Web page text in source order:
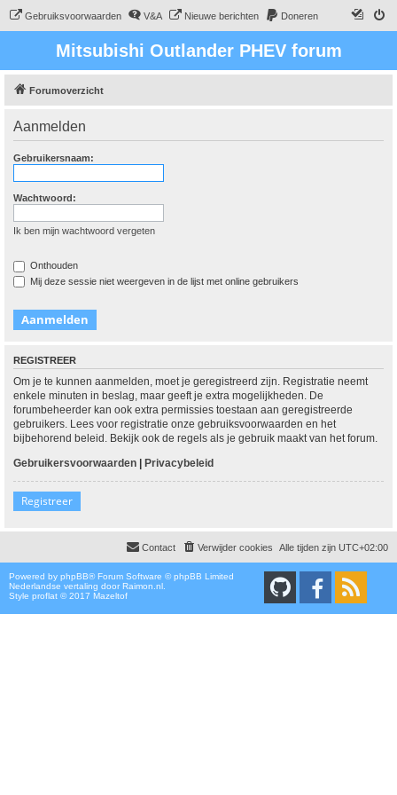
Gebruiksvoorwaarden V&A Nieuwe berichten Doneren
Mitsubishi Outlander PHEV forum
Forumoverzicht
Aanmelden
Gebruikersnaam:
Wachtwoord:
Ik ben mijn wachtwoord vergeten
Onthouden
Mij deze sessie niet weergeven in de lijst met online gebruikers
REGISTREER
Om je te kunnen aanmelden, moet je geregistreerd zijn. Registratie neemt
enkele minuten in beslag, maar geeft je extra mogelijkheden. De
forumbeheerder kan ook extra permissies toestaan aan geregistreerde
gebruikers. Lees voor registratie onze gebruiksvoorwaarden en het
bijbehorend beleid. Bekijk ook de regels als je gebruik maakt van het forum.
Gebruikersvoorwaarden | Privacybeleid
Registreer
Alle tijden zijn UTC+02:00
Verwijder cookies
Contact
Powered by phpBB® Forum Software © phpBB Limited
Nederlandse vertaling door Raimon.nl
Style proflat © 2017 Mazeltof